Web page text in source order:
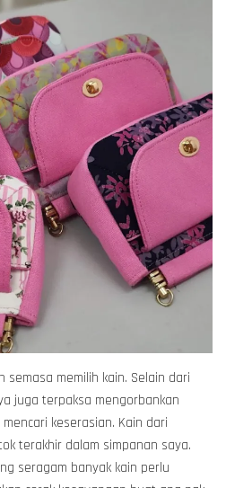
semasa memilih kain. Selain dari
juga terpaksa mengorbankan
keserasian. Kain dari
terakhir dalam simpanan saya.
seragam banyak kain perlu